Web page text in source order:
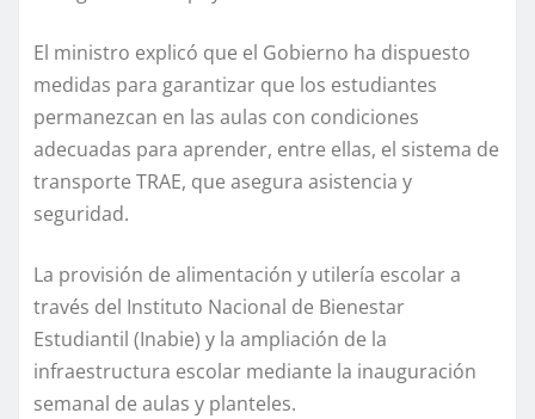
El ministro explicó que el Gobierno ha dispuesto
medidas para garantizar que los estudiantes
permanezcan en las aulas con condiciones
adecuadas para aprender, entre ellas, el sistema de
transporte TRAE, que asegura asistencia y
seguridad.
La provisión de alimentación y utilería escolar a
través del Instituto Nacional de Bienestar
Estudiantil (Inabie) y la ampliación de la
infraestructura escolar mediante la inauguración
semanal de aulas y planteles.